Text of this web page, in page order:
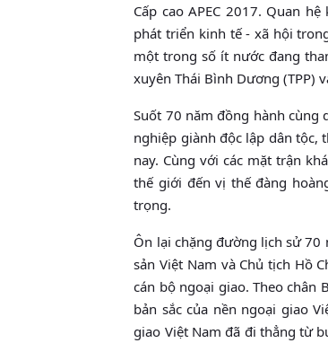
Cấp cao APEC 2017. Quan
phát triển kinh tế - xã hội
một trong số ít nước đang
xuyên Thái Bình Dương (TPP)
Suốt 70 năm đồng hành cùng
nghiệp giành độc lập dân tộc,
nay. Cùng với các mặt trận
thế giới đến vị thế đàng
trọng.
Ôn lại chặng đường lịch sử 70
sản Việt Nam và Chủ tịch Hồ
cán bộ ngoại giao. Theo chân
bản sắc của nền ngoại giao
giao Việt Nam đã đi thẳng từ